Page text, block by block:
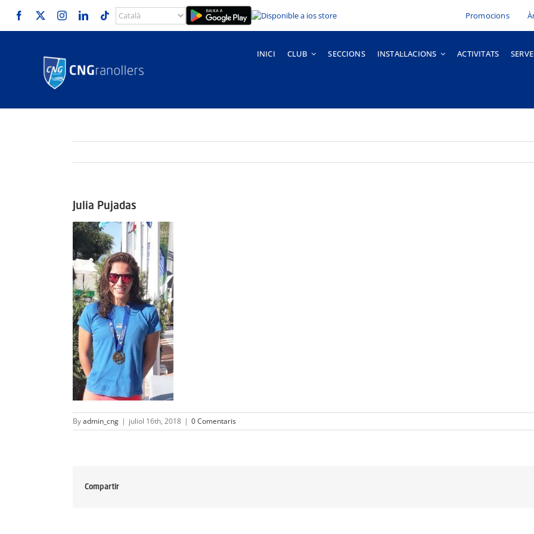
Promocions
INICI CLUB SECCIONS INSTAL·LACIONS ACTIVITATS
Julia Pujadas
Byadmin_cng | juliol 16th, 2018 | 0 Comentaris
Compartir